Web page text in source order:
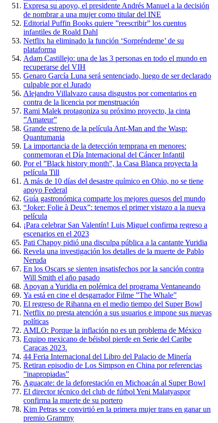
Expresa su apoyo, el presidente Andrés Manuel a la decisión
de nombrar a una mujer como titular del INE
Editorial Puffin Books quiere ”reescribir” los cuentos
infantiles de Roald Dahl
Netflix ha eliminado la función ‘Sorpréndeme’ de su
plataforma
Adam Castillejo: una de las 3 personas en todo el mundo en
recuperarse del VIH
Genaro García Luna será sentenciado, luego de ser declarado
culpable por el Jurado
Alejandro Villalvazo causa disgustos por comentarios en
contra de la licencia por menstruación
Rami Malek protagoniza su próximo proyecto, la cinta
”Amateur”
Grande estreno de la película Ant-Man and the Wasp:
Quantumania
La importancia de la detección temprana en menores:
conmemoran el Día Internacional del Cáncer Infantil
Por el ”Black history month”, la Casa Blanca proyecta la
película Till
A más de 10 días del desastre químico en Ohio, no se tiene
apoyo Federal
Guía gastronómica comparte los mejores quesos del mundo
“Joker: Folie à Deux”: tenemos el primer vistazo a la nueva
película
¡Para celebrar San Valentín! Luis Miguel confirma regreso a
escenarios en el 2023
Pati Chapoy pidió una disculpa pública a la cantante Yuridia
Revela una investigación los detalles de la muerte de Pablo
Neruda
En los Oscars se sienten insatisfechos por la sanción contra
Will Smith el año pasado
Apoyan a Yuridia en polémica del programa Ventaneando
Ya está en cine el desgarrador Filme ”The Whale”
El regreso de Rihanna en el medio tiempo del Super Bowl
Netflix no presta atención a sus usuarios e impone sus nuevas
políticas
AMLO: Porque la inflación no es un problema de México
Equipo mexicano de béisbol pierde en Serie del Caribe
Caracas 2023.
44 Feria Internacional del Libro del Palacio de Minería
Retiran episodio de Los Simpson en China por referencias
”inapropiadas”
Aguacate: de la deforestación en Michoacán al Super Bowl
El director técnico del club de fútbol Yeni Malatyaspor
confirma la muerte de su portero
Kim Petras se convirtió en la primera mujer trans en ganar un
premio Grammy